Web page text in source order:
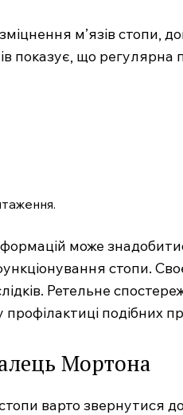
м’язів стопи,
показує, що регулярна
може
стопи.
Ретельне
профілактиці подібних
Мортона
варто звернутися